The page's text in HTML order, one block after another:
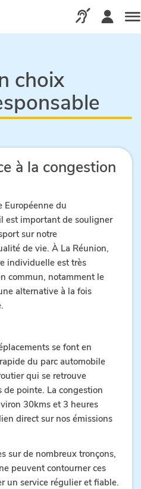
Appelez-nous
choix
à la congestion
Européenne du
est important de souligner
sur notre
de vie. À La Réunion,
individuelle est très
commun, notamment le
alternative à la fois
se font en
du parc automobile
qui se retrouve
pointe. La congestion
30kms et 3 heures
direct sur nos émissions
sur de nombreux tronçons,
peuvent contourner ces
un service régulier et fiable.